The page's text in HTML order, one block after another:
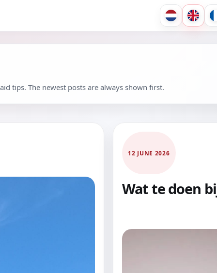
tips. The newest posts are always shown first.
12 JUNE 2026
Wat te doen